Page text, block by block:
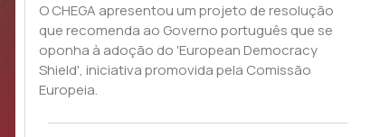
O CHEGA apresentou um projeto de resolução
que recomenda ao Governo português que se
oponha à adoção do 'European Democracy
Shield', iniciativa promovida pela Comissão
Europeia.